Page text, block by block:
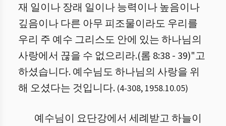
재 일이나 장래 일이나 능력이나 높음이나
깊음이나 다른 아무 피조물이라도 우리를
우리 주 예수 그리스도 안에 있는 하나님의
사랑에서 끊을 수 없으리라.(롬 8:38 - 39)"고
하셨습니다. 예수님도 하나님의 사랑을 위
해 오셨다는 것입니다. (4-308, 1958.10.05)
예수님이 요단강에서 세례받고 하늘이